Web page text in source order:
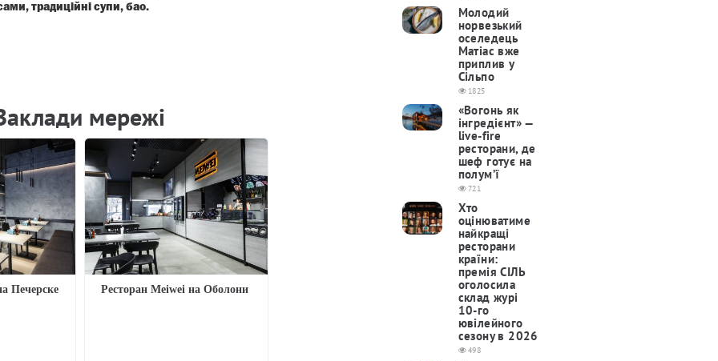
традиційні супи, бао.
мережi
Печерске Ресторан Meiwei на Оболони
Молодий
норвезький
оселедець
Матіас вже
приплив у
Сільпо
1825
«Вогонь як
інгредієнт» —
live-fire
ресторани, де
шеф готує на
полум’ї
721
Хто
оцінюватиме
найкращі
ресторани
країни:
премія СІЛЬ
оголосила
склад журі
10-го
ювілейного
сезону в 2026
498